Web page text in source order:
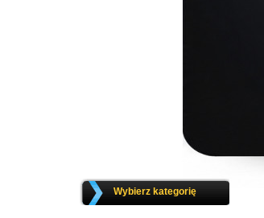
Wybierz kategorię